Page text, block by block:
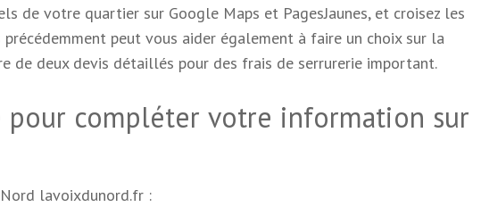
de votre quartier sur Google Maps et PagesJaunes, et croisez les
peut vous aider également à faire un choix sur la
de deux devis détaillés pour des frais de serrurerie important.
pour compléter votre information sur
lavoixdunord.fr :